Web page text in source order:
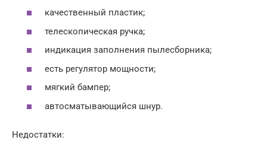
качественный пластик;
телескопическая ручка;
индикация заполнения пылесборника;
есть регулятор мощности;
мягкий бампер;
автосматывающийся шнур.
Недостатки: